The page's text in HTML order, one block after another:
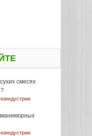
смесях
маникюрных